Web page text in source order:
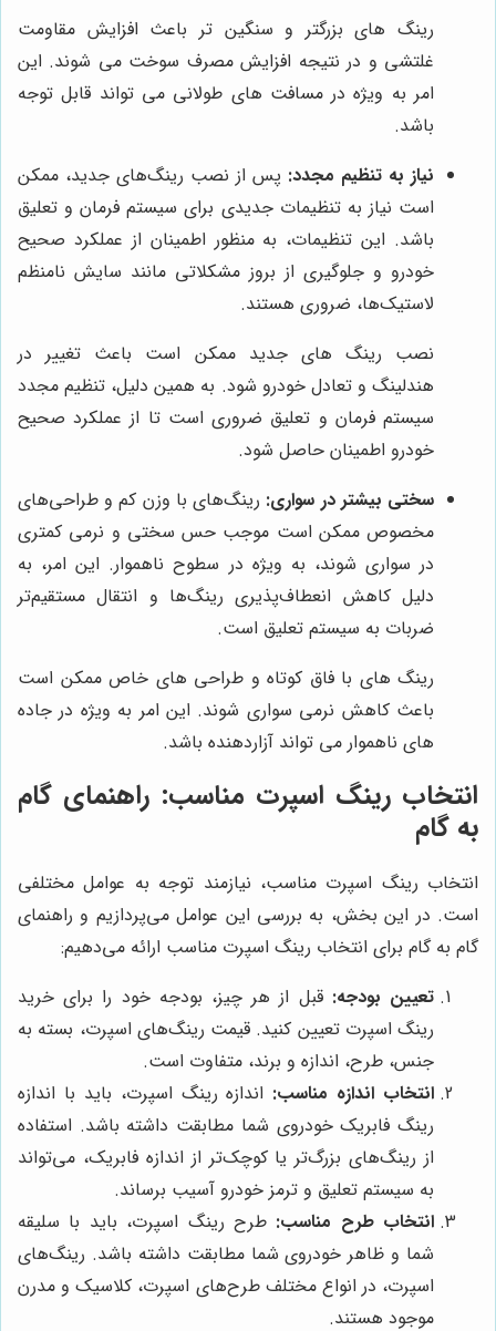
رینگ های بزرگتر و سنگین تر باعث افزایش مقاومت
غلتشی و در نتیجه افزایش مصرف سوخت می شوند. این
امر به ویژه در مسافت های طولانی می تواند قابل توجه
باشد.
نیاز به تنظیم مجدد: پس از نصب رینگ‌های جدید، ممکن
است نیاز به تنظیمات جدیدی برای سیستم فرمان و تعلیق
باشد. این تنظیمات، به منظور اطمینان از عملکرد صحیح
خودرو و جلوگیری از بروز مشکلاتی مانند سایش نامنظم
لاستیک‌ها، ضروری هستند.
نصب رینگ های جدید ممکن است باعث تغییر در
هندلینگ و تعادل خودرو شود. به همین دلیل، تنظیم مجدد
سیستم فرمان و تعلیق ضروری است تا از عملکرد صحیح
خودرو اطمینان حاصل شود.
سختی بیشتر در سواری: رینگ‌های با وزن کم و طراحی‌های
مخصوص ممکن است موجب حس سختی و نرمی کمتری
در سواری شوند، به ویژه در سطوح ناهموار. این امر، به
دلیل کاهش انعطاف‌پذیری رینگ‌ها و انتقال مستقیم‌تر
ضربات به سیستم تعلیق است.
رینگ های با فاق کوتاه و طراحی های خاص ممکن است
باعث کاهش نرمی سواری شوند. این امر به ویژه در جاده
های ناهموار می تواند آزاردهنده باشد.
انتخاب رینگ اسپرت مناسب: راهنمای گام
به گام
انتخاب رینگ اسپرت مناسب، نیازمند توجه به عوامل مختلفی
است. در این بخش، به بررسی این عوامل می‌پردازیم و راهنمای
گام به گام برای انتخاب رینگ اسپرت مناسب ارائه می‌دهیم:
تعیین بودجه: قبل از هر چیز، بودجه خود را برای خرید
رینگ اسپرت تعیین کنید. قیمت رینگ‌های اسپرت، بسته به
جنس، طرح، اندازه و برند، متفاوت است.
انتخاب اندازه مناسب: اندازه رینگ اسپرت، باید با اندازه
رینگ فابریک خودروی شما مطابقت داشته باشد. استفاده
از رینگ‌های بزرگ‌تر یا کوچک‌تر از اندازه فابریک، می‌تواند
به سیستم تعلیق و ترمز خودرو آسیب برساند.
انتخاب طرح مناسب: طرح رینگ اسپرت، باید با سلیقه
شما و ظاهر خودروی شما مطابقت داشته باشد. رینگ‌های
اسپرت، در انواع مختلف طرح‌های اسپرت، کلاسیک و مدرن
موجود هستند.